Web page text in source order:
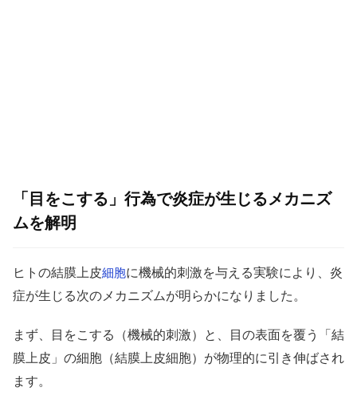
「目をこする」行為で炎症が生じるメカニズ
ムを解明
ヒトの結膜上皮細胞に機械的刺激を与える実験により、炎
症が生じる次のメカニズムが明らかになりました。
まず、目をこする（機械的刺激）と、目の表面を覆う「結
膜上皮」の細胞（結膜上皮細胞）が物理的に引き伸ばされ
ます。